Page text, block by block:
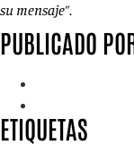
su mensaje”.
PUBLICADO
ETIQUETAS